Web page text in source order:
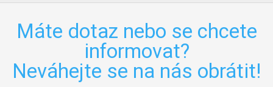
Máte dotaz nebo se chcete
informovat?
Neváhejte se na nás obrátit!